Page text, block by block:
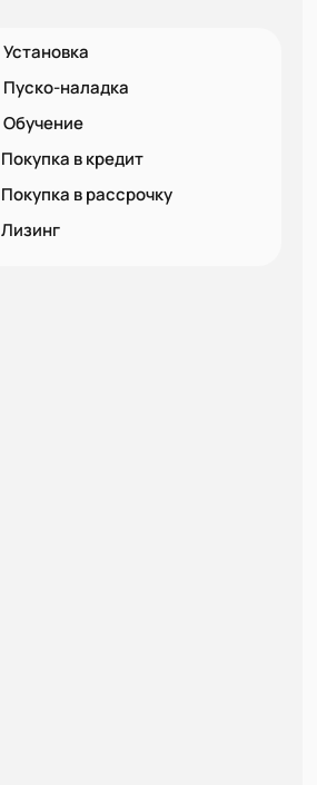
Установка
Пуско-наладка
Обучение
Покупка в кредит
Покупка в рассрочку
Лизинг